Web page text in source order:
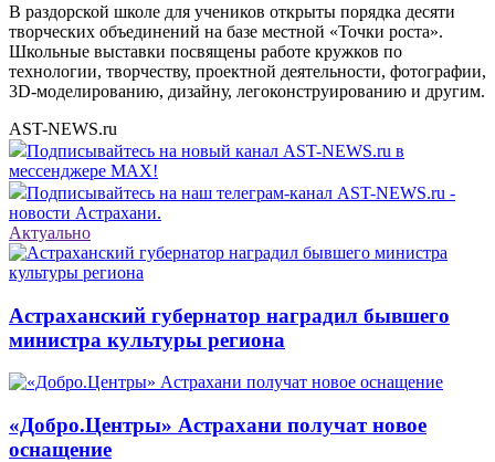
В раздорской школе для учеников открыты порядка десяти
творческих объединений на базе местной «Точки роста».
Школьные выставки посвящены работе кружков по
технологии, творчеству, проектной деятельности, фотографии,
3D-моделированию, дизайну, легоконструированию и другим.
AST-NEWS.ru
Подписывайтесь на новый канал AST-NEWS.ru в
мессенджере MAX!
Подписывайтесь на наш телеграм-канал AST-NEWS.ru -
новости Астрахани.
Актуально
Астраханский губернатор наградил бывшего
министра культуры региона
«Добро.Центры» Астрахани получат новое
оснащение